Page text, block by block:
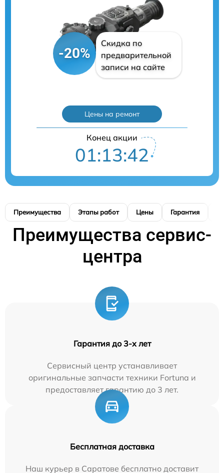
-20%
Скидка по
предварительной
записи на сайте
Цены на ремонт
Конец акции
01:13:41
Преимущества Этапы работ Цены Гарантия
Преимущества сервис-
центра
Гарантия до 3-х лет
Сервисный центр устанавливает
оригинальные запчасти техники Fortuna и
предоставляет гарантию до 3 лет.
Бесплатная доставка
Наш курьер в Саратове бесплатно доставит